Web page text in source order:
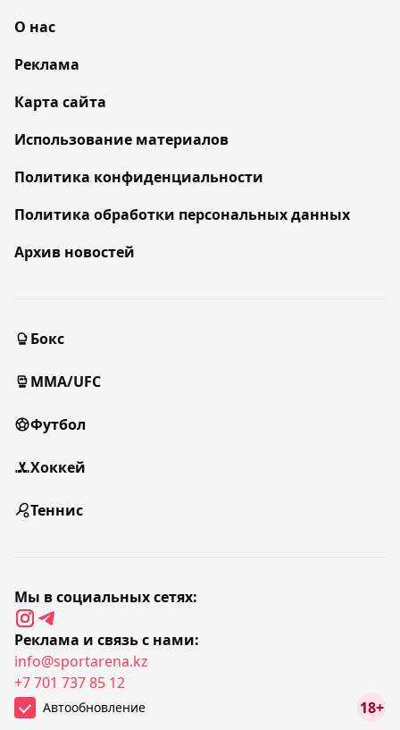
О нас
Реклама
Карта сайта
Использование материалов
Политика конфиденциальности
Политика обработки персональных данных
Архив новостей
Бокс
MMA/UFC
Футбол
Хоккей
Теннис
Мы в социальных сетях:
Реклама и связь с нами:
info@sportarena.kz
+7 701 737 85 12
Автообновление 18+